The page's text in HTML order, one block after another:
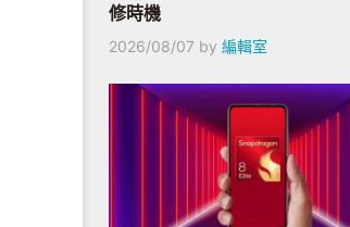
修時機
2026/08/07 by 編輯室